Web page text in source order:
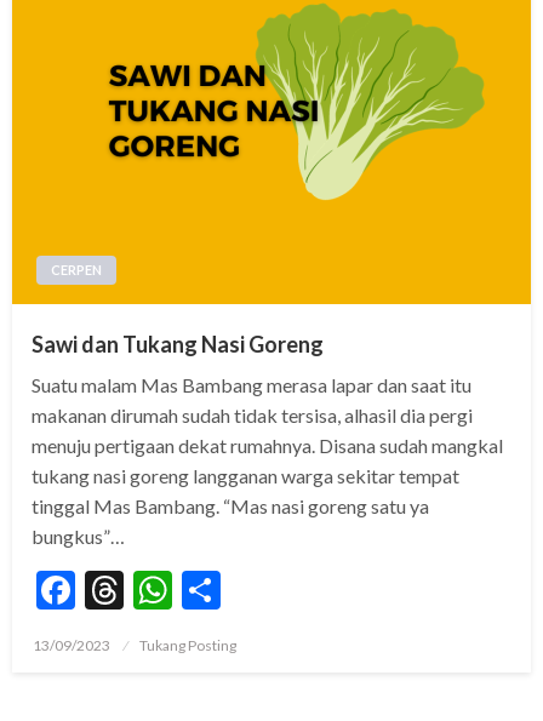
CERPEN
Sawi dan Tukang Nasi Goreng
Suatu malam Mas Bambang merasa lapar dan saat itu
makanan dirumah sudah tidak tersisa, alhasil dia pergi
menuju pertigaan dekat rumahnya. Disana sudah mangkal
tukang nasi goreng langganan warga sekitar tempat
tinggal Mas Bambang. “Mas nasi goreng satu ya
bungkus”…
Facebook
Threads
WhatsApp
Posted
13/09/2023 Tukang Posting